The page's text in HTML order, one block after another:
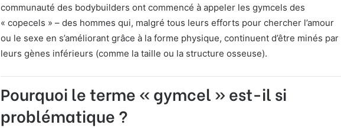
communauté des bodybuilders ont commencé à appeler les gymcels des
« copecels » – des hommes qui, malgré tous leurs efforts pour chercher l’amour
ou le sexe en s’améliorant grâce à la forme physique, continuent d’être minés par
leurs gènes inférieurs (comme la taille ou la structure osseuse).
Pourquoi le terme « gymcel » est-il si
problématique ?